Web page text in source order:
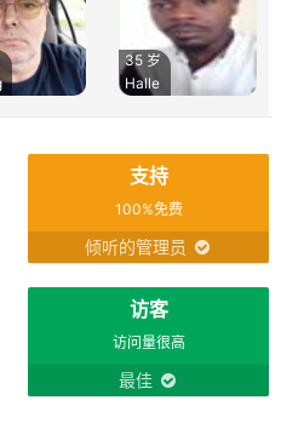
35 岁
Halle
支持
100%免费
倾听的管理员
访客
访问量很高
最佳